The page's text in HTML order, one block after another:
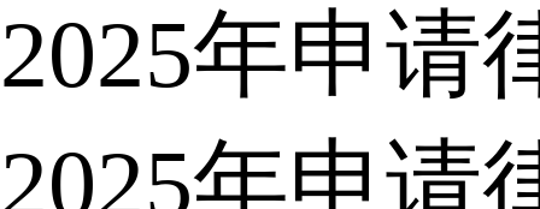
2025年申请
2025年申请